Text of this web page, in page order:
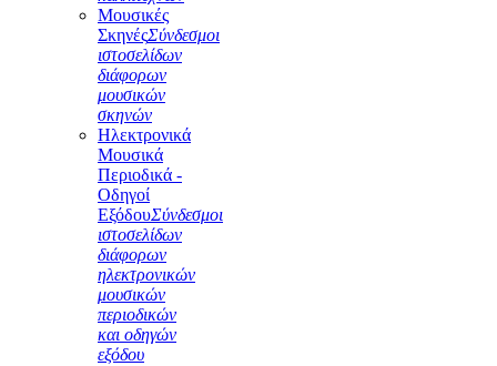
Μουσικές
ΣκηνέςΣύνδεσμοι
ιστοσελίδων
διάφορων
μουσικών
σκηνών
Ηλεκτρονικά
Μουσικά
Περιοδικά -
Οδηγοί
ΕξόδουΣύνδεσμοι
ιστοσελίδων
διάφορων
ηλεκτρονικών
μουσικών
περιοδικών
και οδηγών
εξόδου